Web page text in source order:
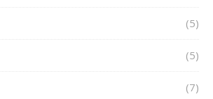
(5)
(5)
(7)